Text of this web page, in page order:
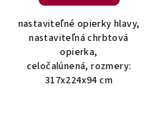
nastaviteľné opierky hlavy,
nastaviteľná chrbtová
opierka,
celočalúnená, rozmery:
317x224x94 cm